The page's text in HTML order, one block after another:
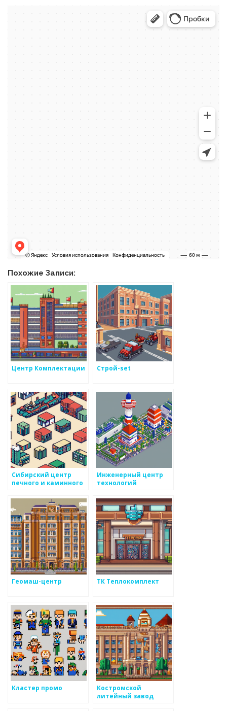
Похожие Записи:
Центр Комплектации Строй-set
Сибирский центр
печного и каминного
Инженерный центр
технологий
Геомаш-центр ТК Теплокомплект
Кластер промо
Костромской
литейный завод